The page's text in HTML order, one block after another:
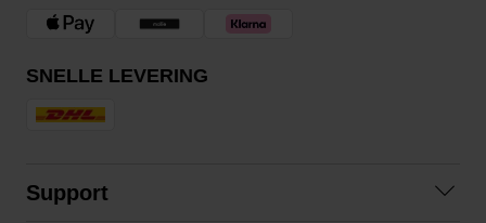
SNELLE LEVERING
Support